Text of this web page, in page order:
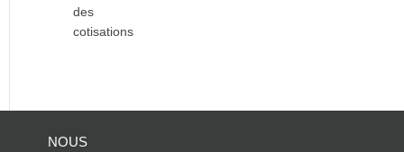
des
cotisations
NOUS